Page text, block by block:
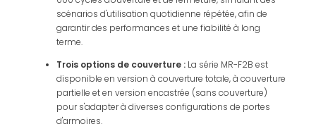
scénarios d'utilisation quotidienne répétée, afin de
garantir des performances et une fiabilité à long
terme.
Trois options de couverture : La série MR-F2B est
disponible en version à couverture totale, à couverture
partielle et en version encastrée (sans couverture)
pour s'adapter à diverses configurations de portes
d'armoires.